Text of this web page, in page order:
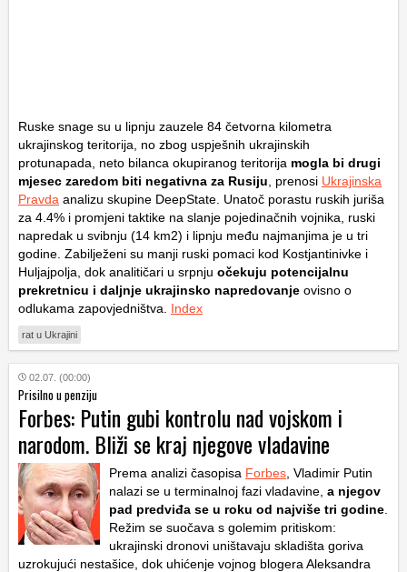
Ruske snage su u lipnju zauzele 84 četvorna kilometra
ukrajinskog teritorija, no zbog uspješnih ukrajinskih
protunapada, neto bilanca okupiranog teritorija mogla bi drugi
mjesec zaredom biti negativna za Rusiju , prenosi Ukrajinska
Pravda analizu skupine DeepState. Unatoč porastu ruskih juriša
za 4.4% i promjeni taktike na slanje pojedinačnih vojnika, ruski
napredak u svibnju (14 km2) i lipnju među najmanjima je u tri
godine. Zabilježeni su manji ruski pomaci kod Kostjantinivke i
Huljajpolja, dok analitičari u srpnju očekuju potencijalnu
prekretnicu i daljnje ukrajinsko napredovanje ovisno o
odlukama zapovjedništva. Index
rat u Ukrajini
02.07. (00:00)
Prisilno u penziju
Forbes: Putin gubi kontrolu nad vojskom i
narodom. Bliži se kraj njegove vladavine
Prema analizi časopisa Forbes , Vladimir Putin
nalazi se u terminalnoj fazi vladavine, a njegov
pad predviđa se u roku od najviše tri godine
Režim se suočava s golemim pritiskom:
ukrajinski dronovi uništavaju skladišta goriva
uzrokujući nestašice, dok uhićenje vojnog blogera Aleksandra